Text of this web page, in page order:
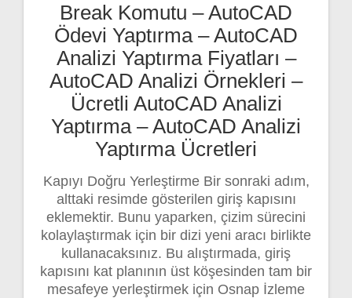
Break Komutu – AutoCAD
Ödevi Yaptırma – AutoCAD
Analizi Yaptırma Fiyatları –
AutoCAD Analizi Örnekleri –
Ücretli AutoCAD Analizi
Yaptırma – AutoCAD Analizi
Yaptırma Ücretleri
Kapıyı Doğru Yerleştirme Bir sonraki adım,
alttaki resimde gösterilen giriş kapısını
eklemektir. Bunu yaparken, çizim sürecini
kolaylaştırmak için bir dizi yeni aracı birlikte
kullanacaksınız. Bu alıştırmada, giriş
kapısını kat planının üst köşesinden tam bir
mesafeye yerleştirmek için Osnap İzleme